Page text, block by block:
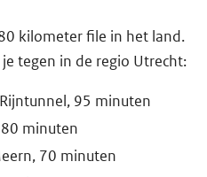
kilometer file in het land.
tegen in de regio Utrecht:
95 minuten
minuten
70 minuten